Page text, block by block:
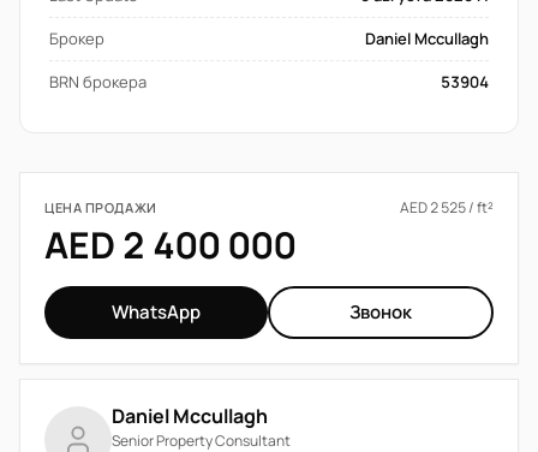
Брокер
Daniel Mccullagh
BRN брокера
53904
ЦЕНА ПРОДАЖИ AED 2 525 / ft²
AED 2 400 000
WhatsApp Звонок
Daniel Mccullagh
Senior Property Consultant